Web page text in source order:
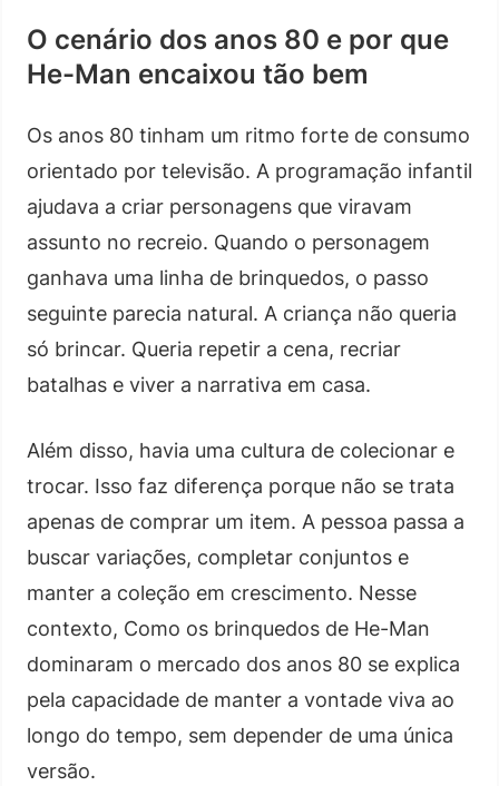
O cenário dos anos 80 e por que
He-Man encaixou tão bem
Os anos 80 tinham um ritmo forte de consumo
orientado por televisão. A programação infantil
ajudava a criar personagens que viravam
assunto no recreio. Quando o personagem
ganhava uma linha de brinquedos, o passo
seguinte parecia natural. A criança não queria
só brincar. Queria repetir a cena, recriar
batalhas e viver a narrativa em casa.
Além disso, havia uma cultura de colecionar e
trocar. Isso faz diferença porque não se trata
apenas de comprar um item. A pessoa passa a
buscar variações, completar conjuntos e
manter a coleção em crescimento. Nesse
contexto, Como os brinquedos de He-Man
dominaram o mercado dos anos 80 se explica
pela capacidade de manter a vontade viva ao
longo do tempo, sem depender de uma única
versão.